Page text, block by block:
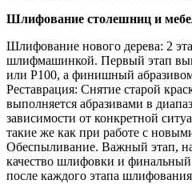
Шлифование столешниц и
Шлифование нового дерева: 2
шлифмашинкой. Первый этап
или Р100, а финишный
Реставрация: Снятие старой
выполняется абразивами в
зависимости от конкретной
такие же как при работе с
Обеспыливание. Важный этап,
качество шлифовки и финальный
после каждого этапа шлифования